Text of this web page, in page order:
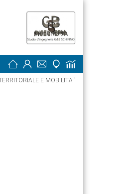
E MOBILITA '